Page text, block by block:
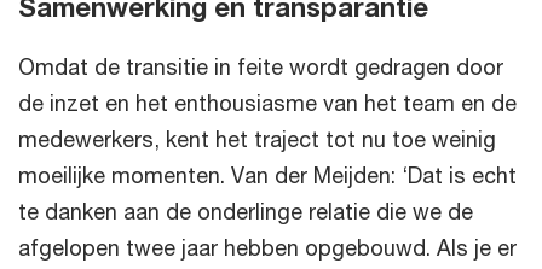
Samenwerking en transparantie
Omdat de transitie in feite wordt gedragen door
de inzet en het enthousiasme van het team en de
medewerkers, kent het traject tot nu toe weinig
moeilijke momenten. Van der Meijden: ‘Dat is echt
te danken aan de onderlinge relatie die we de
afgelopen twee jaar hebben opgebouwd. Als je er